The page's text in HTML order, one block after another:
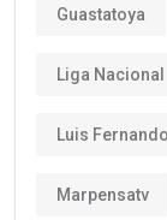
Guastatoya
Liga Nacional
Luis
Marpensatv